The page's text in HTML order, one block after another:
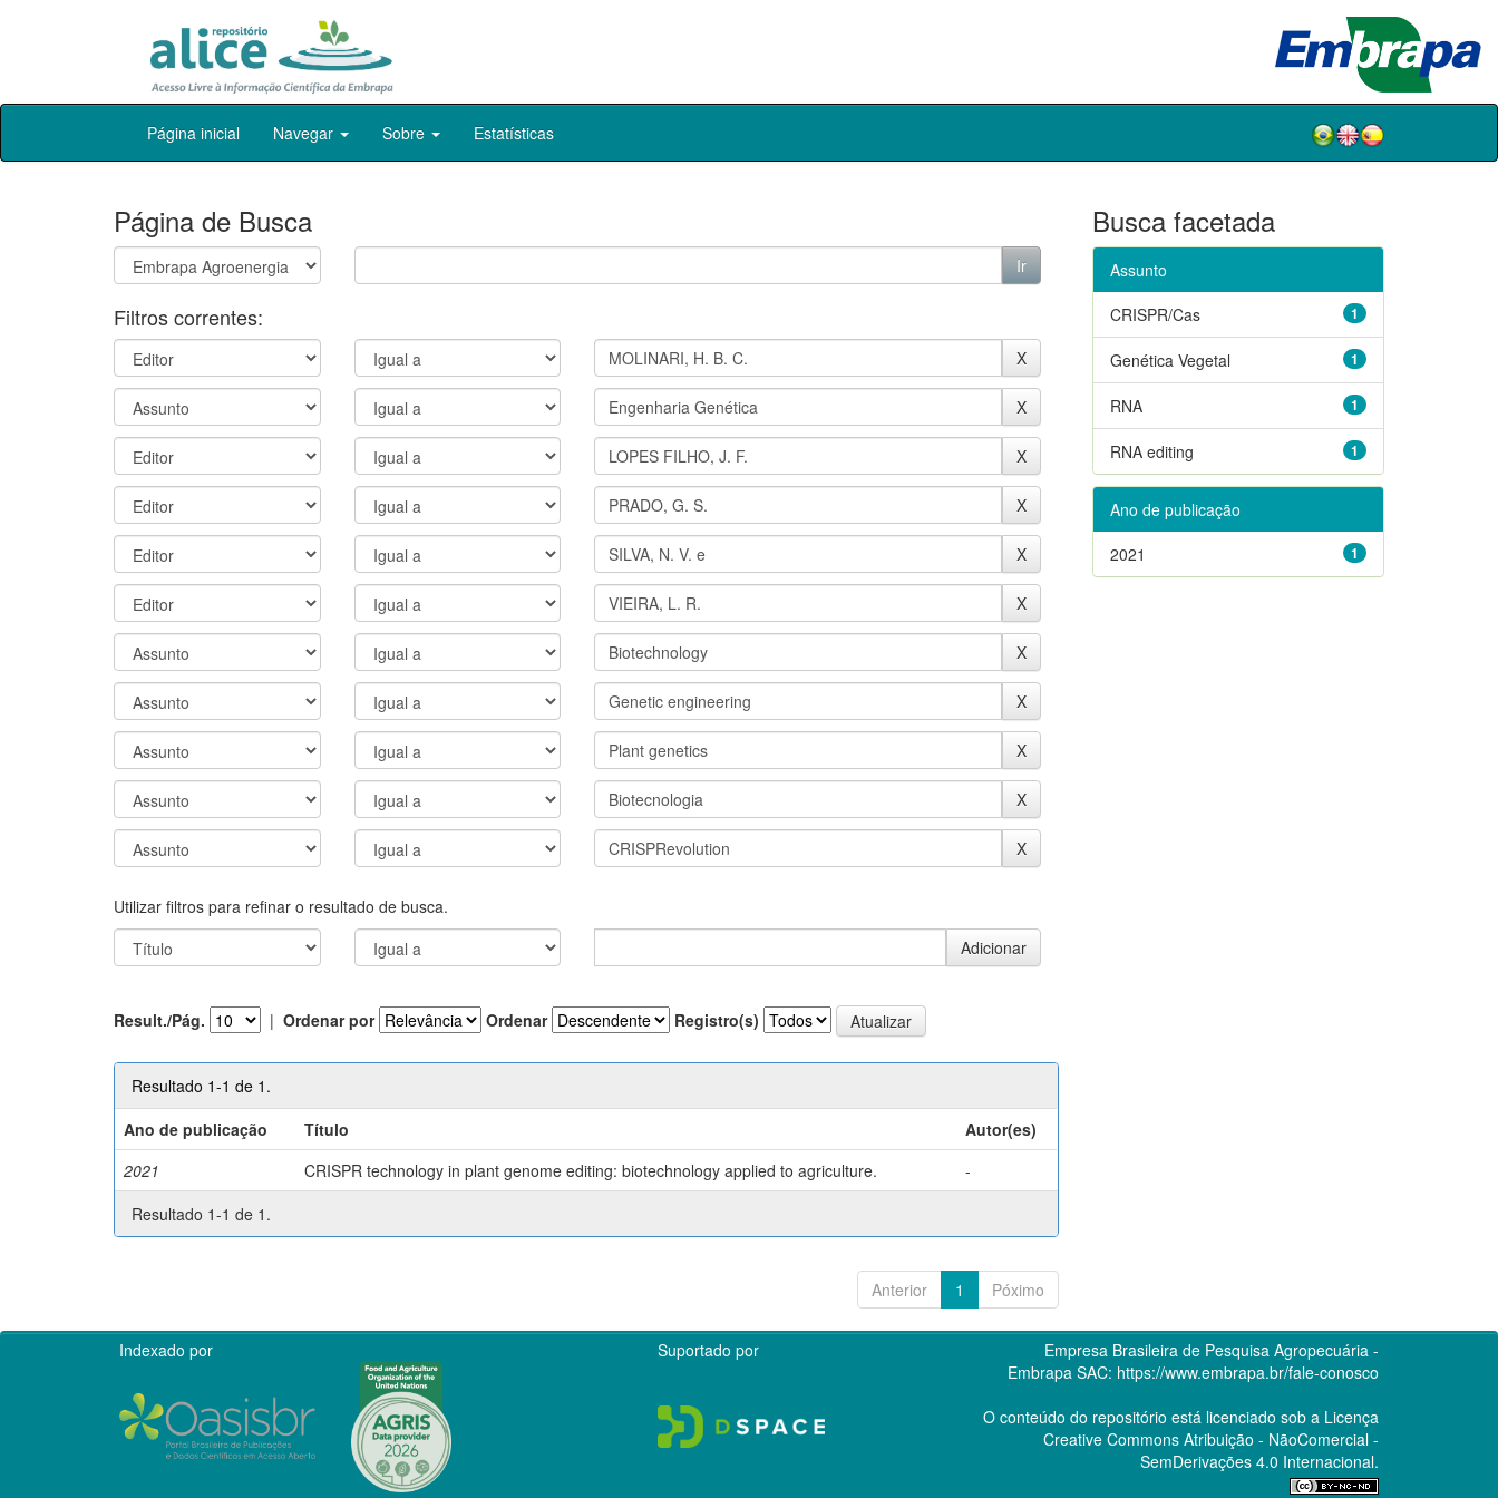
Skip
Página inicial Navegar Sobre Estatísticas
Página de Busca
Filtros correntes:
Utilizar filtros para refinar o resultado de busca.
Result./Pág. | Ordenar por Ordenar Registro(s)
Resultado 1-1 de 1.
Ano de publicação
Título
Autor(es)
2021
CRISPR technology in plant genome editing: biotechnology applied to agriculture.
-
Resultado 1-1 de 1.
Anterior 1 Póximo
Busca facetada
Assunto
1
CRISPR/Cas
1
Genética Vegetal
1
RNA
1
RNA editing
Ano de publicação
1
2021
Indexado por Suportado por
Empresa Brasileira de Pesquisa Agropecuária -
Embrapa SAC: https://www.embrapa.br/fale-conosco
O conteúdo do repositório está licenciado sob a Licença
Creative CommonsAtribuição - NãoComercial -
SemDerivações 4.0 Internacional.